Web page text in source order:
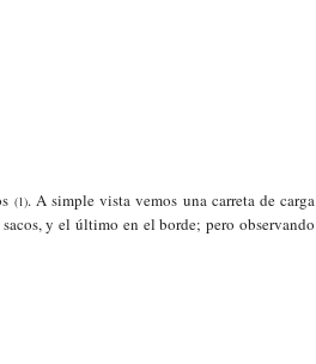
(1). A simple vista vemos una carreta de carga
y el último en el borde; pero observando